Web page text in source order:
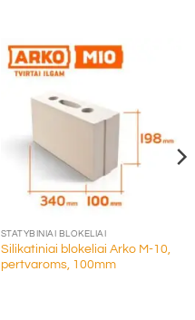
STATYBINIAI BLOKELIAI
Silikatiniai blokeliai Arko M-10,
pertvaroms, 100mm